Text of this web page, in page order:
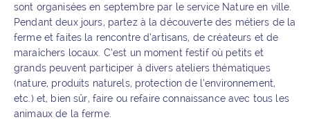
sont organisées en septembre par le service Nature en ville.
Pendant deux jours, partez à la découverte des métiers de la
ferme et faites la rencontre d’artisans, de créateurs et de
maraîchers locaux. C’est un moment festif où petits et
grands peuvent participer à divers ateliers thématiques
(nature, produits naturels, protection de l’environnement,
etc.) et, bien sûr, faire ou refaire connaissance avec tous les
animaux de la ferme.